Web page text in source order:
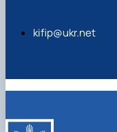
kifip@ukr.net